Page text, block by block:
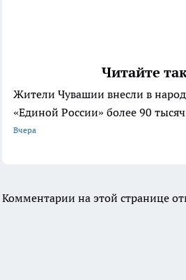
Читайте
Жители Чувашии внесли в
«Единой России» более 90
Вчера
Комментарии на этой странице